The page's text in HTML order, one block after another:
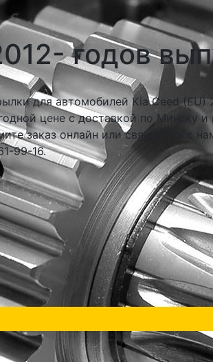
годов
для автомобилей Kia Ceed (EU)
цене с доставкой по Минску и
заказ онлайн или свяжитесь с
99-16.